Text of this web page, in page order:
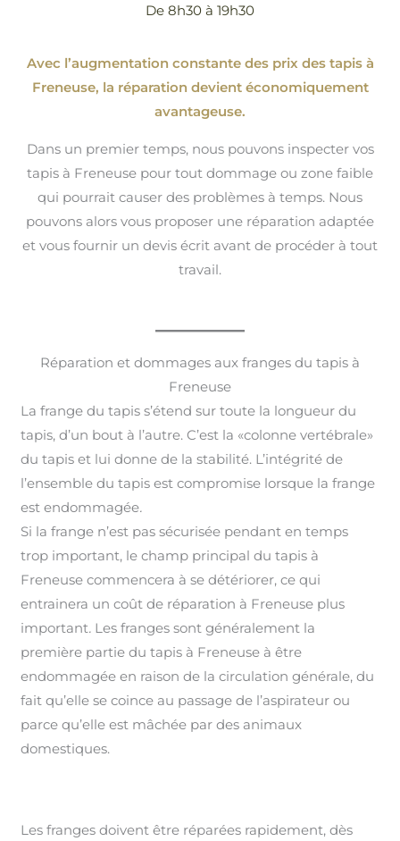
De 8h30 à 19h30
Avec l’augmentation constante des prix des tapis à
Freneuse, la réparation devient économiquement
avantageuse.
Dans un premier temps, nous pouvons inspecter vos
tapis à Freneuse pour tout dommage ou zone faible
qui pourrait causer des problèmes à temps. Nous
pouvons alors vous proposer une réparation adaptée
et vous fournir un devis écrit avant de procéder à tout
travail.
Réparation et dommages aux franges du tapis à
Freneuse
La frange du tapis s’étend sur toute la longueur du
tapis, d’un bout à l’autre. C’est la «colonne vertébrale»
du tapis et lui donne de la stabilité. L’intégrité de
l’ensemble du tapis est compromise lorsque la frange
est endommagée.
Si la frange n’est pas sécurisée pendant en temps
trop important, le champ principal du tapis à
Freneuse commencera à se détériorer, ce qui
entrainera un coût de réparation à Freneuse plus
important. Les franges sont généralement la
première partie du tapis à Freneuse à être
endommagée en raison de la circulation générale, du
fait qu’elle se coince au passage de l’aspirateur ou
parce qu’elle est mâchée par des animaux
domestiques.
Les franges doivent être réparées rapidement, dès